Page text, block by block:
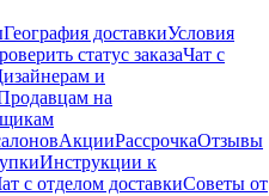
География доставкиУсловия
статус заказаЧат с
и
на
АкцииРассрочкаОтзывы
Инструкции к
с отделом доставкиСоветы от